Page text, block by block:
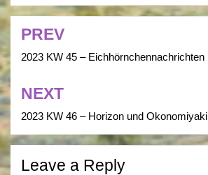
Post
navigation
PREV
2023 KW 45 – Eichhörnchennachrichten
NEXT
2023 KW 46 – Horizon und Okonomiyaki
Leave a Reply